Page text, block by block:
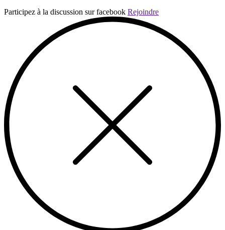
Participez à la discussion sur facebook Rejoindre